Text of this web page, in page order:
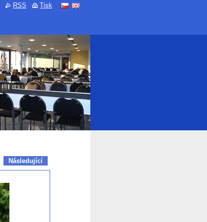
Následující
RSS Tisk